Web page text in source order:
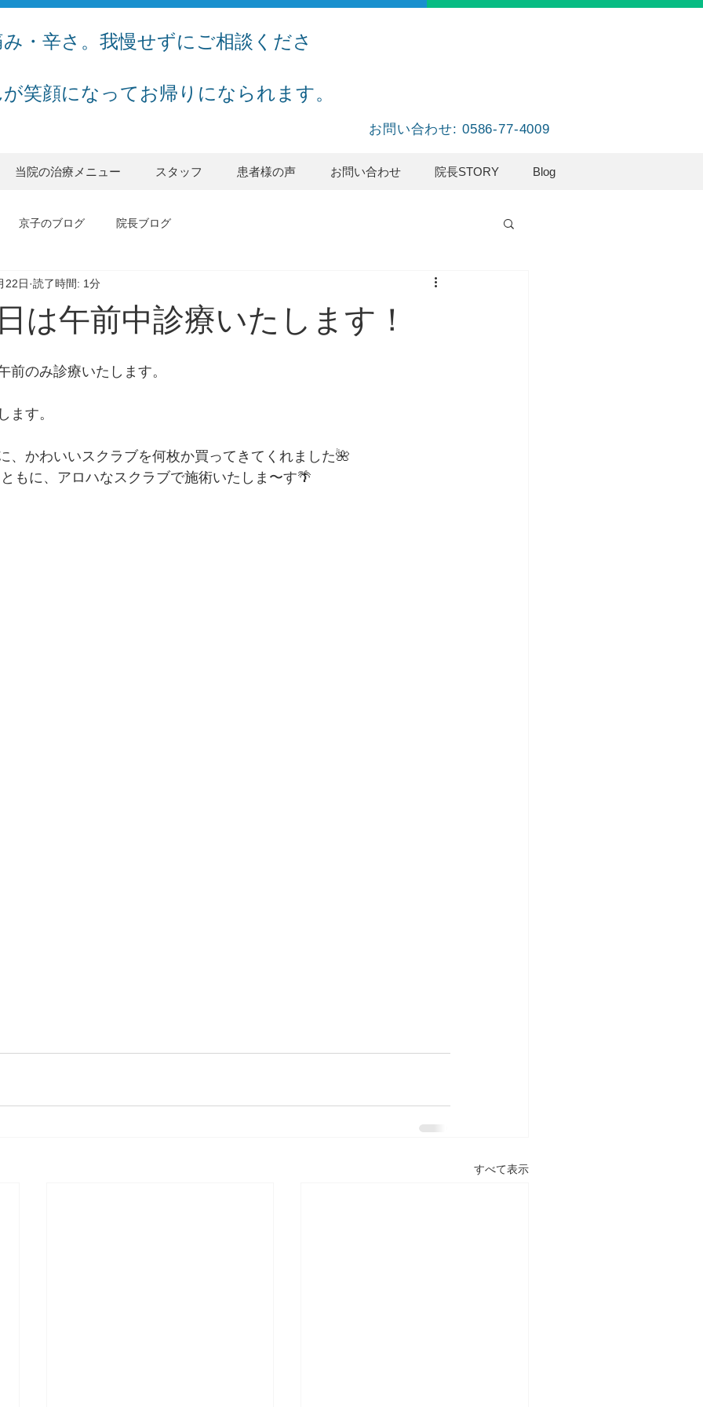
・辛さ。我慢せずにご相談くださ
笑顔になってお帰りになられます。
お問い合わせ: 0586-77-4009
当院の治療メニュー スタッフ 患者様の声 お問い合わせ 院長STORY Blog
京子のブログ 院長ブログ
は午前中診療いたします！
22日 読了時間: 1分
前のみ診療いたします。
ます。
、かわいいスクラブを何枚か買ってきてくれました🌺
もに、アロハなスクラブで施術いたしま〜す🌴
すべて表示